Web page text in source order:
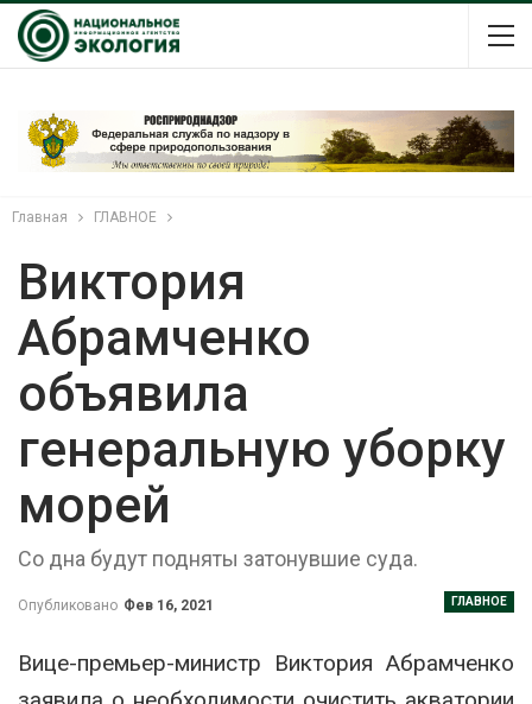
Главная ГЛАВНОЕ
Виктория
Абрамченко
объявила
генеральную уборку
морей
Со дна будут подняты затонувшие суда.
ГЛАВНОЕ
Опубликовано Фев 16, 2021
Вице-премьер-министр Виктория Абрамченко